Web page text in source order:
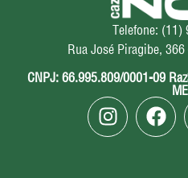
Telefone: (11)
Rua José Piragibe,
CNPJ: 66.995.809/0001-09
ME